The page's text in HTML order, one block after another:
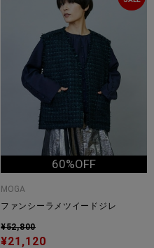
60%OFF
MOGA
ファンシーラメツイードジレ
¥52,800
¥21,120